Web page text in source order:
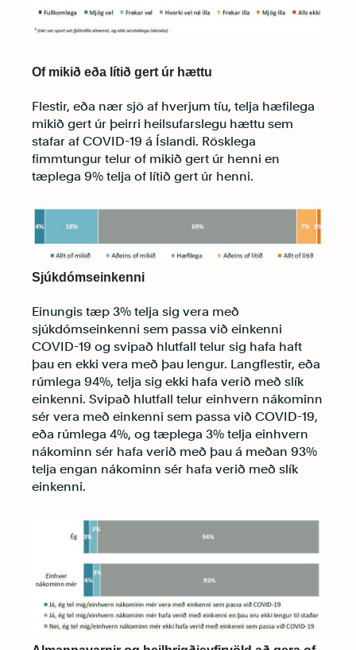
Of mikið eða lítið gert úr hættu
Flestir, eða nær sjö af hverjum tíu, telja hæfilega
mikið gert úr þeirri heilsufarslegu hættu sem
stafar af COVID-19 á Íslandi. Rösklega
fimmtungur telur of mikið gert úr henni en
tæplega 9% telja of lítið gert úr henni.
Sjúkdómseinkenni
Einungis tæp 3% telja sig vera með
sjúkdómseinkenni sem passa við einkenni
COVID-19 og svipað hlutfall telur sig hafa haft
þau en ekki vera með þau lengur. Langflestir, eða
rúmlega 94%, telja sig ekki hafa verið með slík
einkenni. Svipað hlutfall telur einhvern nákominn
sér vera með einkenni sem passa við COVID-19,
eða rúmlega 4%, og tæplega 3% telja einhvern
nákominn sér hafa verið með þau á meðan 93%
telja engan nákominn sér hafa verið með slík
einkenni.